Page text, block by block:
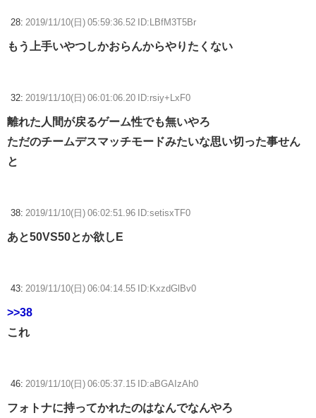
28: 2019/11/10(日) 05:59:36.52 ID:LBfM3T5Br
もう上手いやつしかおらんからやりたくない
32: 2019/11/10(日) 06:01:06.20 ID:rsiy+LxF0
離れた人間が戻るゲーム性でも無いやろ
ただのチームデスマッチモードみたいな思い切った事せん
と
38: 2019/11/10(日) 06:02:51.96 ID:setisxTF0
あと50VS50とか欲しE
43: 2019/11/10(日) 06:04:14.55 ID:KxzdGlBv0
>>38
これ
46: 2019/11/10(日) 06:05:37.15 ID:aBGAIzAh0
フォトナに持ってかれたのはなんでなんやろ